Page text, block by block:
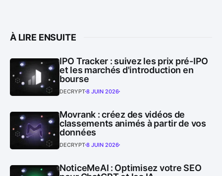
À LIRE ENSUITE
IPO Tracker : suivez les prix pré-IPO
et les marchés d'introduction en
bourse
DECRYPT8 JUIN 2026
Movrank : créez des vidéos de
classements animés à partir de vos
données
DECRYPT8 JUIN 2026
NoticeMeAI : Optimisez votre SEO